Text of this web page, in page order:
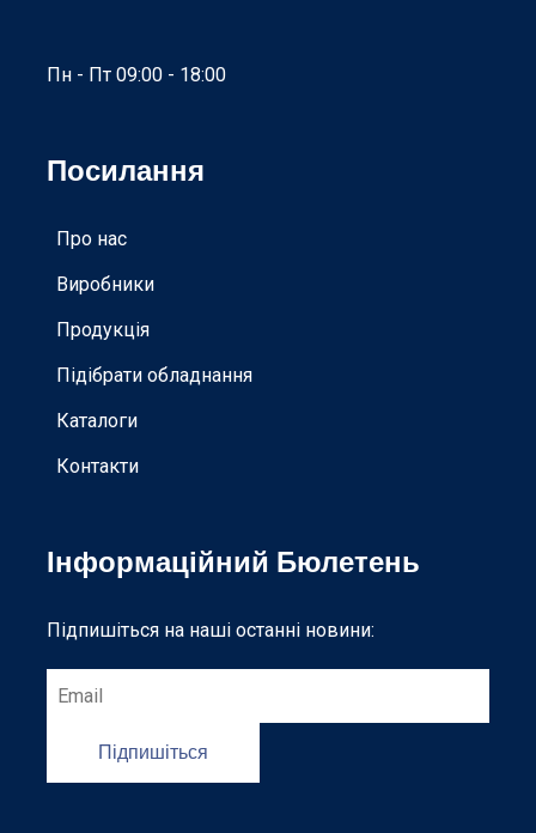
Пн - Пт 09:00 - 18:00
Посилання
Про нас
Виробники
Продукція
Підібрати обладнання
Каталоги
Контакти
Інформаційний Бюлетень
Підпишіться на наші останні новини:
Підпишіться